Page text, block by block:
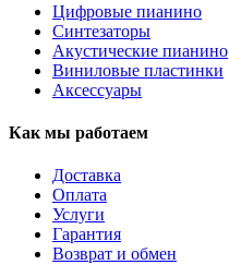
Цифровые пианино
Синтезаторы
Акустические пианино
Виниловые пластинки
Аксессуары
Как мы работаем
Доставка
Оплата
Услуги
Гарантия
Возврат и обмен